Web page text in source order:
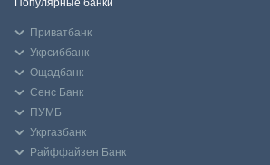
Популярные банки
Приватбанк
Укрсиббанк
Ощадбанк
Сенс Банк
ПУМБ
Укргазбанк
Райффайзен Банк